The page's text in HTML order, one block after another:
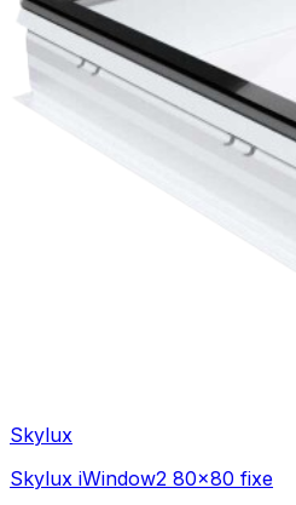
Skylux
Skylux iWindow2 80x80 fixe